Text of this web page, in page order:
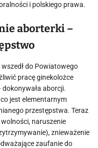
i polskiego prawa.
aborterki –
do Powiatowego
pracę ginekolożce
dokonywała aborcji.
jest elementarnym
przestępstwa. Teraz
naruszenie
znieważenie
zaufanie do